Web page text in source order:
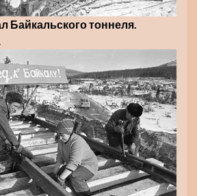
Байкальского тоннеля.